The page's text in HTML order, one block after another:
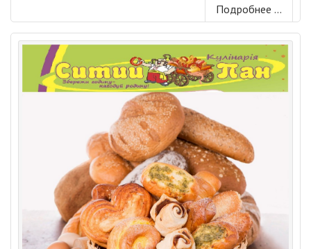
Подробнее ...